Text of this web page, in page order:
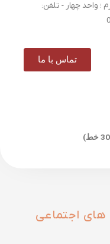
؛ واحد چهار - تلفن:
تماس با ما
های اجتماعی